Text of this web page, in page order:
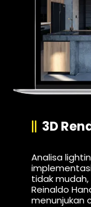
3D
Analisa
tidak
Reinaldo
menunjukan